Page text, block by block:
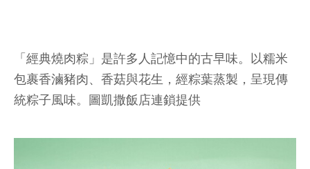
「經典燒肉粽」是許多人記憶中的古早味。以糯米
包裹香滷豬肉、香菇與花生，經粽葉蒸製，呈現傳
統粽子風味。圖凱撒飯店連鎖提供